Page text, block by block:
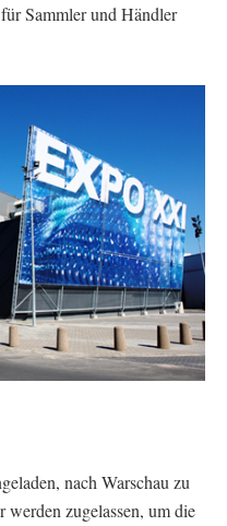
Sammler und Händler
nach Warschau zu
zugelassen, um die